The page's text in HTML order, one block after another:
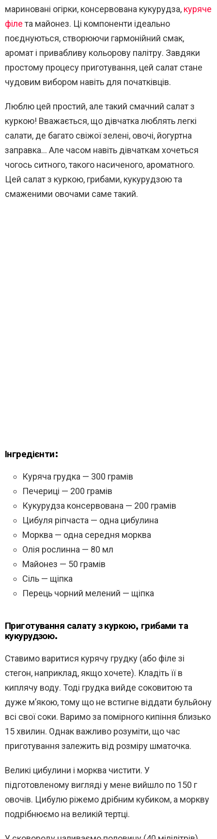
мариновані огірки, консервована кукурудза, куряче
філета майонез. Ці компоненти ідеально
поєднуються, створюючи гармонійний смак,
аромат і привабливу кольорову палітру. Завдяки
простому процесу приготування, цей салат стане
чудовим вибором навіть для початківців.
Люблю цей простий, але такий смачний салат з
куркою! Вважається, що дівчатка люблять легкі
салати, де багато свіжої зелені, овочі, йогуртна
заправка… Але часом навіть дівчаткам хочеться
чогось ситного, такого насиченого, ароматного.
Цей салат з куркою, грибами, кукурудзою та
смаженими овочами саме такий.
Інгредієнти:
Куряча грудка — 300 грамів
Печериці — 200 грамів
Кукурудза консервована — 200 грамів
Цибуля ріпчаста — одна цибулина
Морква — одна середня морква
Олія рослинна — 80 мл
Майонез — 50 грамів
Сіль — щіпка
Перець чорний мелений — щіпка
Приготування салату з куркою, грибами та
кукурудзою.
Ставимо варитися курячу грудку (або філе зі
стегон, наприклад, якщо хочете). Кладіть її в
киплячу воду. Тоді грудка вийде соковитою та
дуже м’якою, тому що не встигне віддати бульйону
всі свої соки. Варимо за помірного кипіння близько
15 хвилин. Однак важливо розуміти, що час
приготування залежить від розміру шматочка.
Великі цибулини і морква чистити. У
підготовленому вигляді у мене вийшло по 150 г
овочів. Цибулю ріжемо дрібним кубиком, а моркву
подрібнюємо на великій тертці.